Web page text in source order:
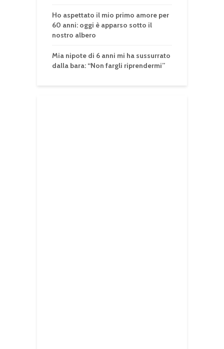
Ho aspettato il mio primo amore per
60 anni: oggi è apparso sotto il
nostro albero
Mia nipote di 6 anni mi ha sussurrato
dalla bara: “Non fargli riprendermi”